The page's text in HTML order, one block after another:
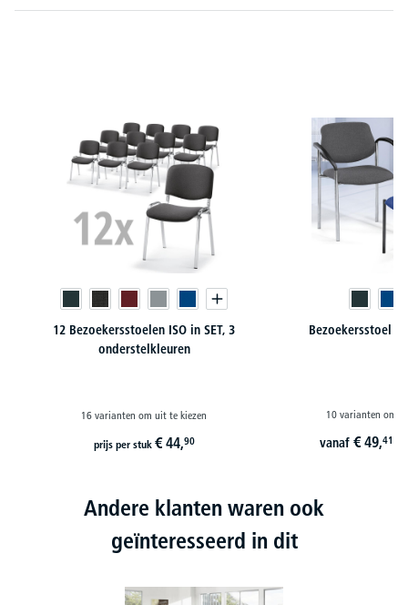
12 Bezoekersstoelen ISO in SET, 3
onderstelkleuren
16 varianten om uit te kiezen
prijs per stuk € 44,90
Bezoekersstoel
10 varianten om
vanaf€ 49,41
Andere klanten waren ook
geïnteresseerd in dit